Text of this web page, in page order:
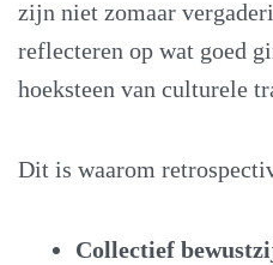
zijn niet zomaar
reflecteren op wat goed
hoeksteen van culturele
Dit is waarom
Collectief